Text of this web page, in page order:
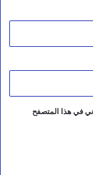
في هذا المتصفح